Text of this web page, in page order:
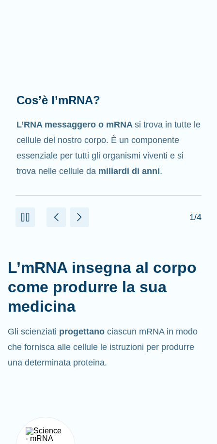
Qual è il suo compito?
Come suggerisce il suo nome, l’mRNA è un
messaggero. Interagisce con altri componenti
presenti nelle cellule che aiutano a creare le
proteine.
2/4
L’mRNA insegna al corpo
come produrre la sua
medicina
Gli scienziati progettano ciascun mRNA in modo
che fornisca alle cellule le istruzioni per produrre
una determinata proteina.